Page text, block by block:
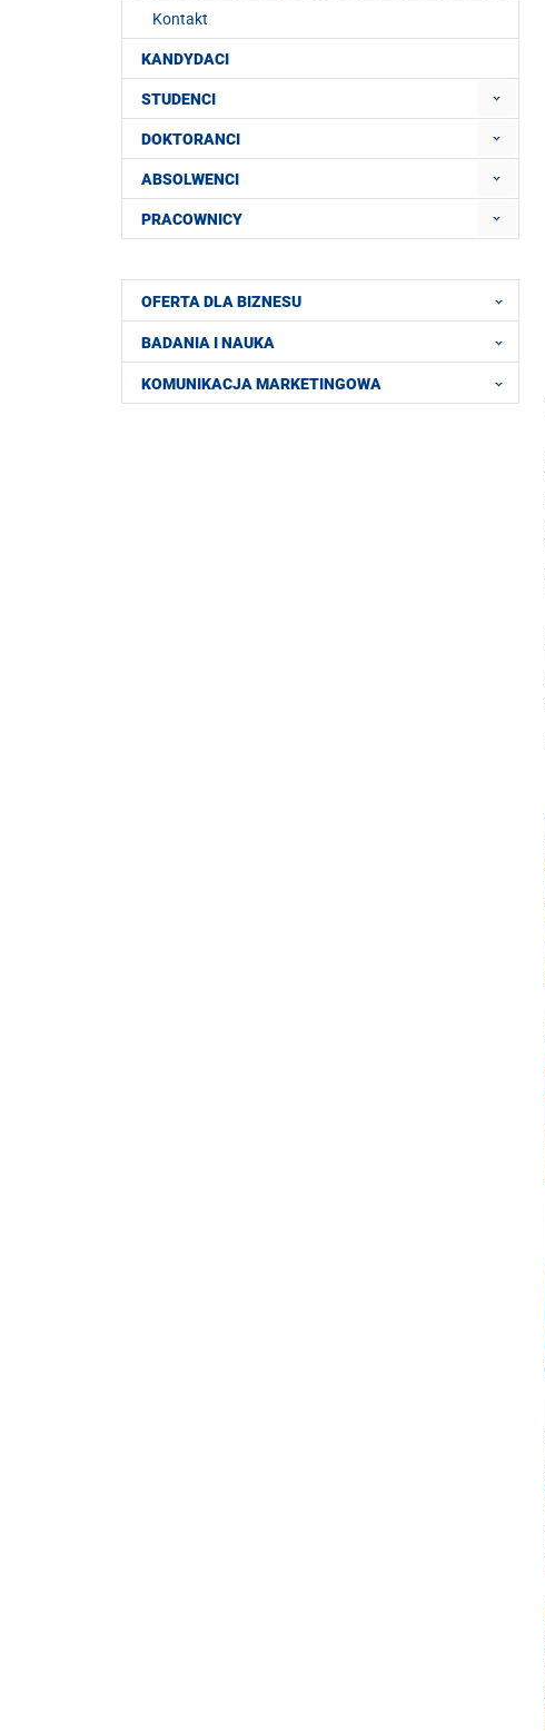
Kontakt
KANDYDACI
STUDENCI
DOKTORANCI
ABSOLWENCI
PRACOWNICY
OFERTA DLA BIZNESU
BADANIA I NAUKA
KOMUNIKACJA MARKETINGOWA